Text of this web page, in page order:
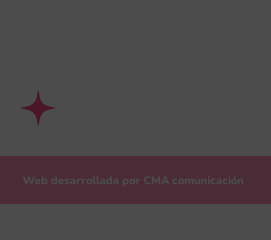
Web desarrollada por CMA comunicación